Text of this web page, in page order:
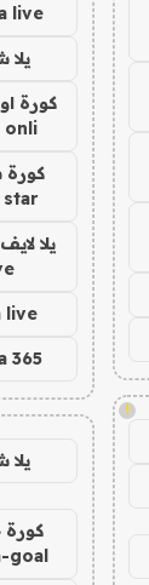
!
live
كورة
onli
كورة
star
live
365
goal